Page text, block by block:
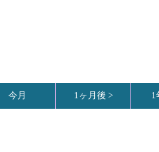
今月 1ヶ月後 > 1